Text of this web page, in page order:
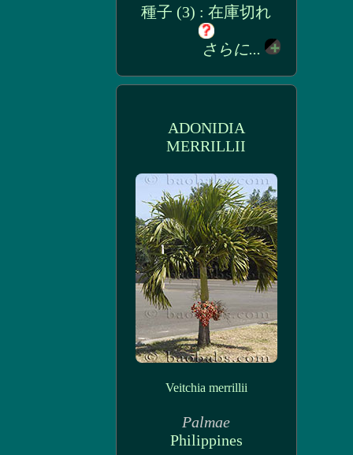
種子 (3) : 在庫切れ
さらに...
ADONIDIA
MERRILLII
Veitchia merrillii
Palmae
Philippines